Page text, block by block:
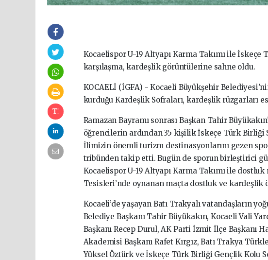
Kocaelispor U-19 Altyapı Karma Takımı ile
karşılaşma, kardeşlik görüntülerine sahne oldu.
KOCAELİ (İGFA) - Kocaeli Büyükşehir
kurduğu Kardeşlik Sofraları, kardeşlik rüzgarları
Ramazan Bayramı sonrası Başkan Tahir
öğrencilerin ardından 35 kişilik İskeçe Türk Birliği
İlimizin önemli turizm destinasyonlarını gezen
tribünden takip etti. Bugün de sporun birleştirici
Kocaelispor U-19 Altyapı Karma Takımı ile dostluk
Tesisleri’nde oynanan maçta dostluk ve kardeşlik
Kocaeli’de yaşayan Batı Trakyalı vatandaşların
Belediye Başkanı Tahir Büyükakın, Kocaeli Vali
Başkanı Recep Durul, AK Parti İzmit İlçe Başkanı
Akademisi Başkanı Rafet Kırgız, Batı Trakya
Yüksel Öztürk ve İskeçe Türk Birliği Gençlik Kolu